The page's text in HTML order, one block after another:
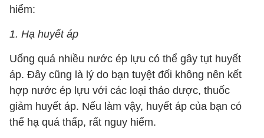
hiểm:
1. Hạ huyết áp
Uống quá nhiều nước ép lựu có thể gây tụt huyết
áp. Đây cũng là lý do bạn tuyệt đối không nên kết
hợp nước ép lựu với các loại thảo dược, thuốc
giảm huyết áp. Nếu làm vậy, huyết áp của bạn có
thể hạ quá thấp, rất nguy hiểm.